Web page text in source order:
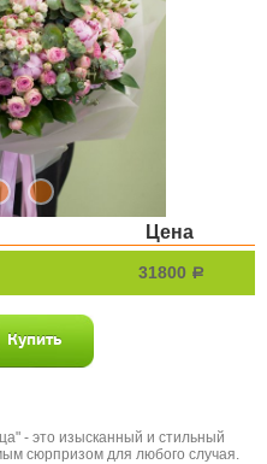
Цена
31800 a
- это изысканный и стильный
сюрпризом для любого случая.